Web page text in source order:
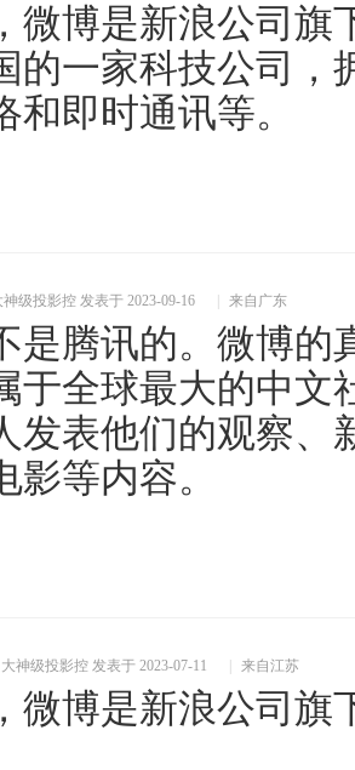
微博是新浪公司旗
的一家科技公司，
和即时通讯等。
神级投影控 发表于 2023-09-16 来自广东
是腾讯的。微博的
于全球最大的中文
发表他们的观察、
影等内容。
大神级投影控 发表于 2023-07-11 来自江苏
微博是新浪公司旗